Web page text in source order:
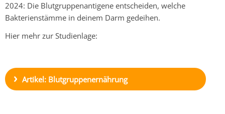
2024: Die Blutgruppenantigene entscheiden, welche
Bakterienstämme in deinem Darm gedeihen.
Hier mehr zur Studienlage:
Artikel: Blutgruppenernährung